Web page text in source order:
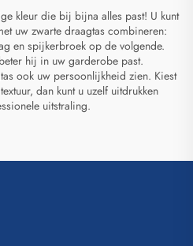
kleur die bij bijna alles past! U kunt
uw zwarte draagtas combineren:
en spijkerbroek op de volgende.
hij in uw garderobe past.
ook uw persoonlijkheid zien. Kiest
dan kunt u uzelf uitdrukken
uitstraling.